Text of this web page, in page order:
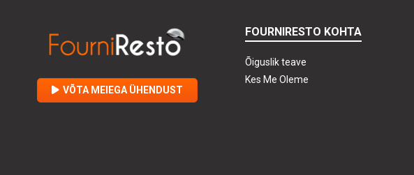
VÕTA MEIEGA ÜHENDUST
FOURNIRESTO KOHTA
Õiguslik teave
Kes Me Oleme